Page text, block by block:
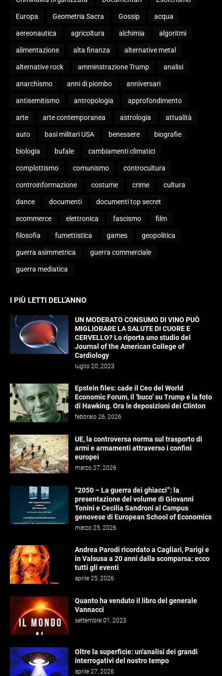
Europa Geometria Sacra Gossip acqua
aereonautica agricoltura alchimia algoritmi
alimentazione alta finanza alternative metal
alternative rock amminstrazione Trump analisi
anarchismo anni di piombo anniversari
antisemitismo antropologia approfondimento
arte arte contemporanea astrologia attualità
auto basi militari USA benessere biografie
biologia bufale cambiamenti climatici
complottismo comunismo controcultura
controinformazione costume crime cultura
dance documenti documenti top secret
ecommerce elettronica fascismo film
filosofia fumettistica games geopolitica
guerra asimmetrica guerra commerciale
guerra mediatica
I PIÙ LETTI DELL’ANNO
UN MODERATO CONSUMO DI VINO PUÒ
MIGLIORARE LA SALUTE DI CUORE E
CERVELLO? Lo riporta uno studio del
Journal of the American College of
Cardiology
luglio 20, 2023
Epstein files: cade il Ceo del World
Economic Forum, il ‘buco’ su Trump e la foto
di Hawking. Ora le deposizioni dei Clinton
febbraio 26, 2026
UE, la controversa norma sul trasporto di
armi e armamenti attraverso i confini
europei
marzo 27, 2026
“2050 – La guerra dei ghiacci”: la
presentazione del volume di Giovanni
Tonini e Cecilia Sandroni al Campus
genovese di European School of Economics
marzo 25, 2026
Andrea Parodi ricordato a Cagliari, Parigi e
in Valsusa a 20 anni dalla scomparsa: ecco
tutti gli eventi
aprile 25, 2026
Quanto ha venduto il libro del generale
Vannacci
settembre 01, 2023
Oltre la superficie: un'analisi dei grandi
interrogativi del nostro tempo
aprile 27, 2026